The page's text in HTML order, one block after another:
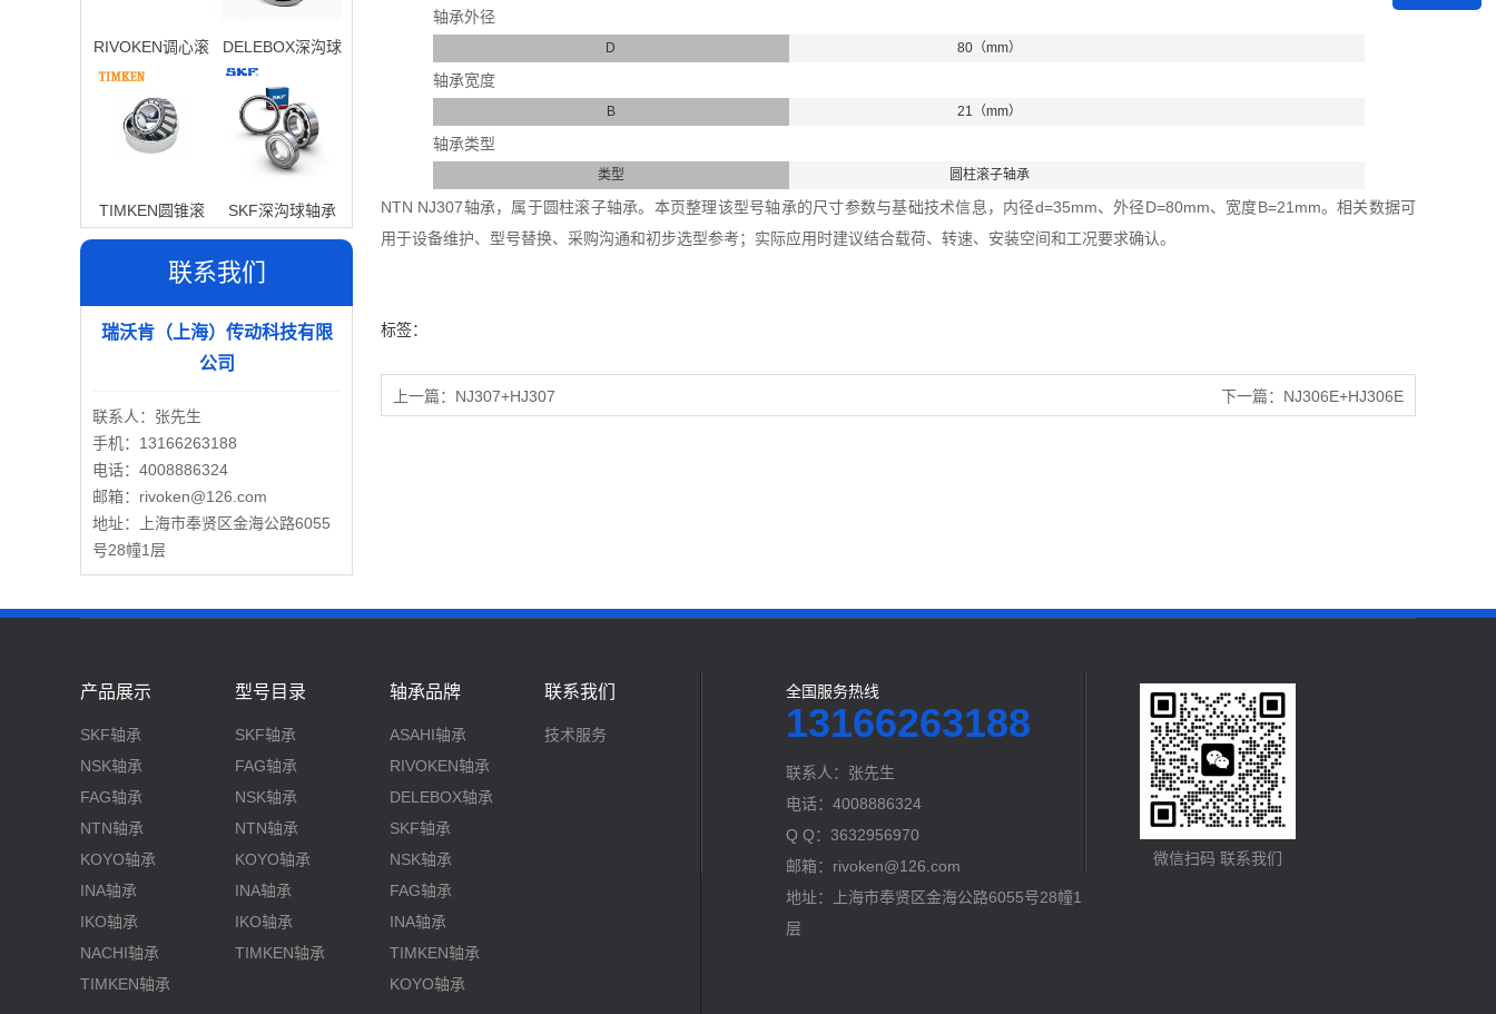
RIVOKEN调心滚
子轴承
DELEBOX深沟球
TIMKEN圆锥滚
子轴承
SKF深沟球轴承
联系我们
瑞沃肯（上海）传动科技有限
公司
联系人：张先生
手机：13166263188
电话：4008886324
邮箱：rivoken@126.com
地址：上海市奉贤区金海公路6055
号28幢1层
轴承外径
D 80（mm）
轴承宽度
B 21（mm）
轴承类型
类型 圆柱滚子轴承
NTN NJ307轴承，属于圆柱滚子轴承。本页整理该型号轴承的尺寸参数与基础技术信息，内径d=35mm、外径D=80mm、宽度B=21mm。相关数据可
用于设备维护、型号替换、采购沟通和初步选型参考；实际应用时建议结合载荷、转速、安装空间和工况要求确认。
标签：
上一篇： NJ307+HJ307 下一篇： NJ306E+HJ306E
产品展示
SKF轴承
NSK轴承
FAG轴承
NTN轴承
KOYO轴承
INA轴承
IKO轴承
NACHI轴承
TIMKEN轴承
型号目录
SKF轴承
FAG轴承
NSK轴承
NTN轴承
KOYO轴承
INA轴承
IKO轴承
TIMKEN轴承
轴承品牌
ASAHI轴承
RIVOKEN轴承
DELEBOX轴承
SKF轴承
NSK轴承
FAG轴承
INA轴承
TIMKEN轴承
KOYO轴承
联系我们
技术服务
全国服务热线
13166263188
联系人：张先生
电话：4008886324
Q Q：3632956970
邮箱：rivoken@126.com
地址：上海市奉贤区金海公路6055号28幢1
层
微信扫码 联系我们